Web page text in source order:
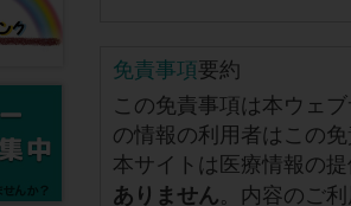
免責事項要約
この免責事項は本ウェ
の情報の利用者はこの
本サイトは医療情報の
ありません。内容のご